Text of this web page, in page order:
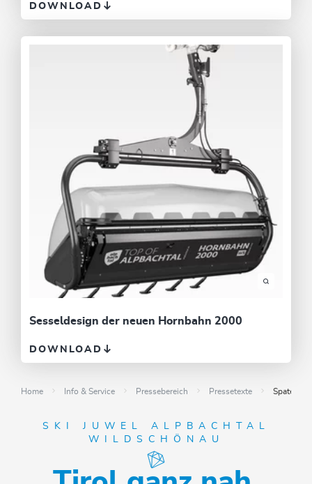
DOWNLOAD
Sesseldesign der neuen Hornbahn 2000
DOWNLOAD
Home Info & Service Pressebereich Pressetexte
SKI JUWEL ALPBACHTAL
WILDSCHÖNAU